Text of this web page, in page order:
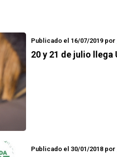
Publicado el 16/07/2019 por
20 y 21 de julio
Publicado el 30/01/2018 por